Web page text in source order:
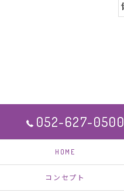
052-627-0500
HOME
コンセプト